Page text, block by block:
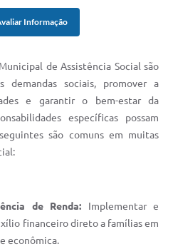
Informação
de Assistência Social são
demandas sociais, promover a
e garantir o bem-estar da
específicas possam
são comuns em muitas
de Renda: Implementar e
financeiro direto a famílias em
econômica.